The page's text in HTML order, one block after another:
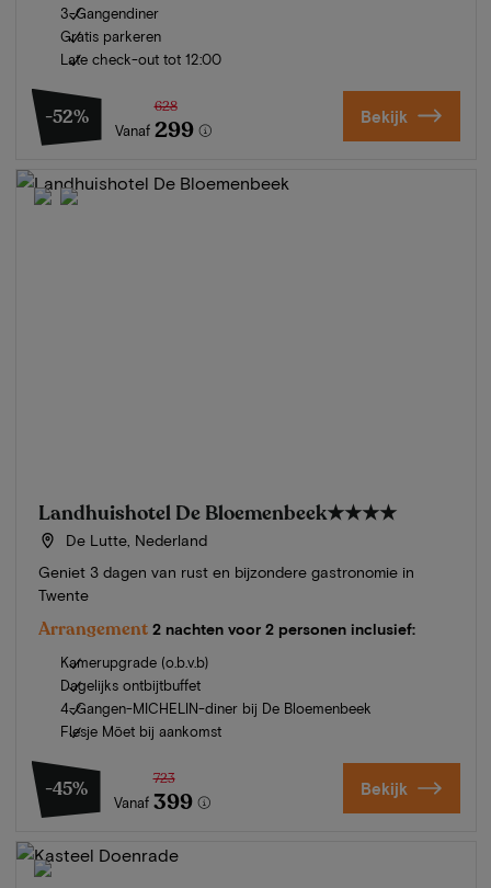
3-Gangendiner
Gratis parkeren
Late check-out tot 12:00
-52%
Vanaf
628
299 Bekijk
Landhuishotel De Bloemenbeek★★★★
De Lutte, Nederland
Geniet 3 dagen van rust en bijzondere gastronomie in
Twente
Arrangement 2 nachten voor 2 personen inclusief:
Kamerupgrade (o.b.v.b)
Dagelijks ontbijtbuffet
4-Gangen-MICHELIN-diner bij De Bloemenbeek
Flesje Möet bij aankomst
-45%
Vanaf
723
399 Bekijk